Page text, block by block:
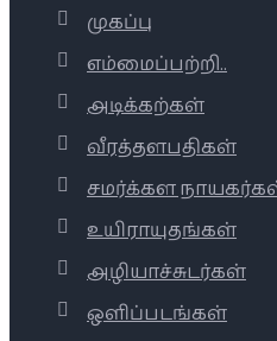
முகப்பு
எம்மைப்பற்றி..
அடிக்கற்கள்
வீரத்தளபதிகள்
சமர்க்கள
உயிராயுதங்கள்
அழியாச்சுடர்கள்
ஒளிப்படங்கள்